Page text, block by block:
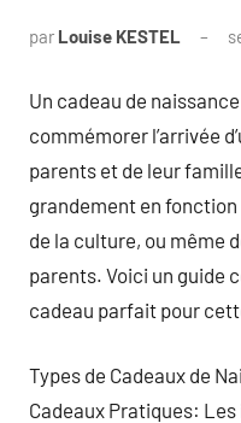
par Louise KESTEL
Un cadeau de
commémorer l’arrivée
parents et de leur
grandement en
de la culture, ou même
parents. Voici un guide
cadeau parfait pour
Types de Cadeaux de
Cadeaux Pratiques: